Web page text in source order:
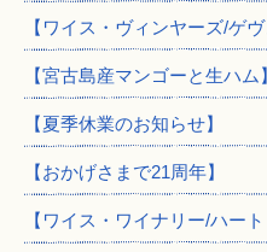
【ワイス・ヴィンヤーズ/ゲ
【宮古島産マンゴーと生ハム】
【夏季休業のお知らせ】
【おかげさまで21周年】
【ワイス・ワイナリー/ハー